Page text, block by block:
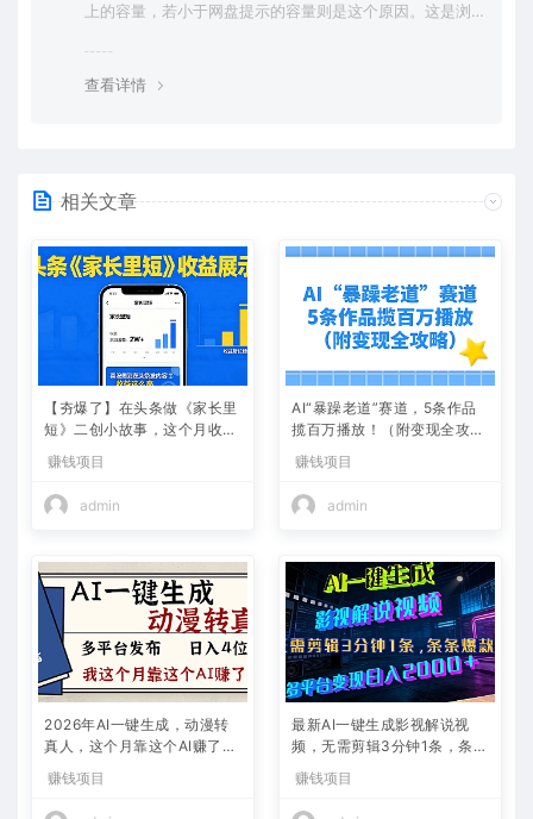
上的容量，若小于网盘提示的容量则是这个原因。这是浏
查看详情
相关文章
【夯爆了】在头条做《家长里
短》二创小故事，这个月收益
2w+
赚钱项目
admin
AI“暴躁老道”赛道，5条作品
揽百万播放！（附变现全攻
略）
赚钱项目
admin
2026年AI一键生成，动漫转
真人，这个月靠这个AI赚了2
赚钱项目
最新AI一键生成影视解说视
频，无需剪辑3分钟1条，条条
+
赚钱项目